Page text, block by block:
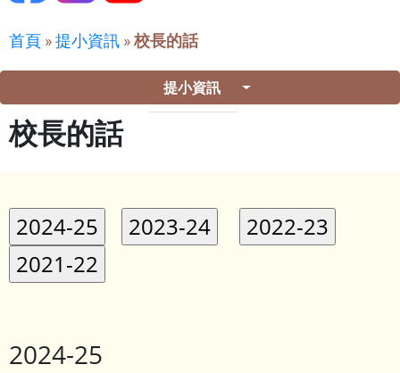
首頁 »提小資訊 »校長的話
提小資訊
校長的話
2024-25